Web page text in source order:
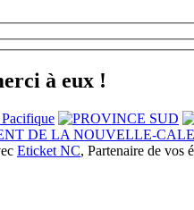
à eux !
Eticket NC, Partenaire de vos